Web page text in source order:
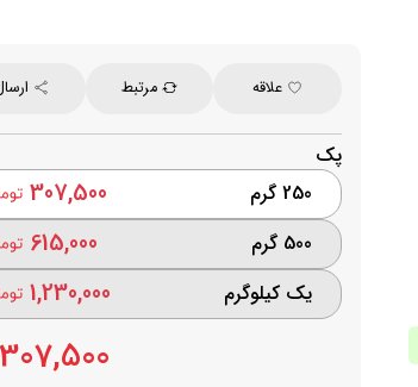
علاقه مرتبط
پک
250 گرم
307,500
500 گرم 615,000
یک کیلوگرم 1,230,000
307,500